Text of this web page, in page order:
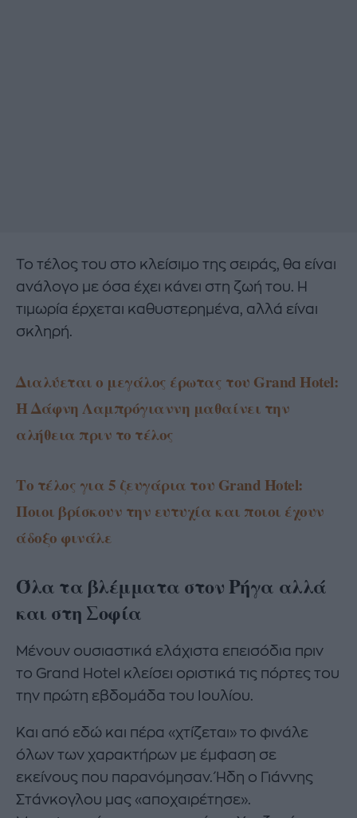
Το τέλος του στo κλείσιμο της σειράς, θα είναι
ανάλογο με όσα έχει κάνει στη ζωή του. Η
τιμωρία έρχεται καθυστερημένα, αλλά είναι
σκληρή.
Διαλύεται ο μεγάλος έρωτας του Grand Hotel:
Η Δάφνη Λαμπρόγιαννη μαθαίνει την
αλήθεια πριν το τέλος
Το τέλος για 5 ζευγάρια του Grand Hotel:
Ποιοι βρίσκουν την ευτυχία και ποιοι έχουν
άδοξο φινάλε
Όλα τα βλέμματα στον Ρήγα αλλά
και στη Σοφία
Μένουν ουσιαστικά ελάχιστα επεισόδια πριν
το Grand Hotel κλείσει οριστικά τις πόρτες του
την πρώτη εβδομάδα του Ιουλίου.
Και από εδώ και πέρα «χτίζεται» το φινάλε
όλων των χαρακτήρων με έμφαση σε
εκείνους που παρανόμησαν. Ήδη ο Γιάννης
Στάνκογλου μας «αποχαιρέτησε».